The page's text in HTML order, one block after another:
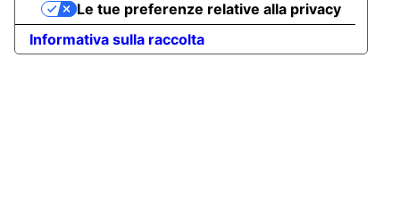
Informativa sulla raccolta
Le tue preferenze relative alla privacy